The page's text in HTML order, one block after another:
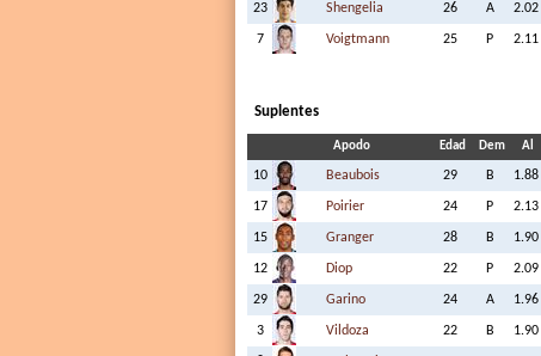
23 Shengelia 26 A 2.02
7 Voigtmann 25 P 2.11
Suplentes
Apodo Edad Dem Al
10 Beaubois 29 B 1.88
17 Poirier 24 P 2.13
15 Granger 28 B 1.90
12 Diop 22 P 2.09
29 Garino 24 A 1.96
3 Vildoza 22 B 1.90